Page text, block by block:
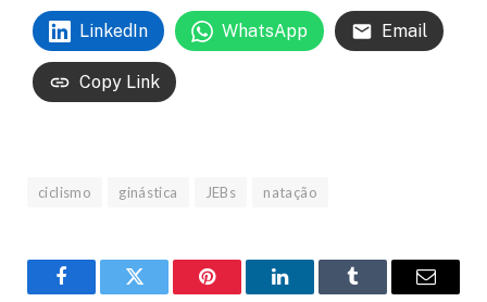
LinkedIn WhatsApp Email
Copy Link
ciclismo ginástica JEBs natação
FacebookTwitter Pinterest LinkedInTumblr Email